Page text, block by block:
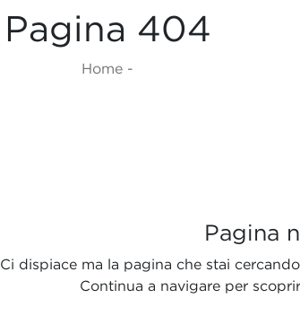
Pagina 404
Home -
Pagina
Ci dispiace ma la pagina che stai
Continua a navigare per